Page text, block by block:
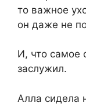
то важное
он даже не
И, что самое
заслужил.
Алла сидела